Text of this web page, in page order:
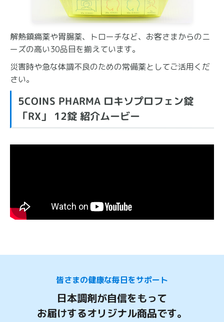
解熱鎮痛薬や胃腸薬、トローチなど、お客さまからのニ
ーズの高い30品目を揃えています。
災害時や急な体調不良のための常備薬としてご活用くだ
さい。
5COINS PHARMA ロキソプロフェン錠
「RX」 12錠 紹介ムービー
皆さまの健康な毎日をサポート
日本調剤が自信をもって
お届けするオリジナル商品です。